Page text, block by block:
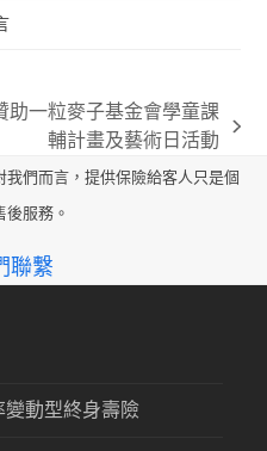
助一粒麥子基金會學童課
輔計畫及藝術日活動
們而言，提供保險給客人只是個
服務。
聯繫
變動型終身壽險